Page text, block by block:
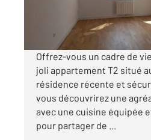
par mois charges comprises
Offrez-vous un cadre de
joli appartement T2 situé
résidence récente et
vous découvrirez une
avec une cuisine équipée
pour partager de ...